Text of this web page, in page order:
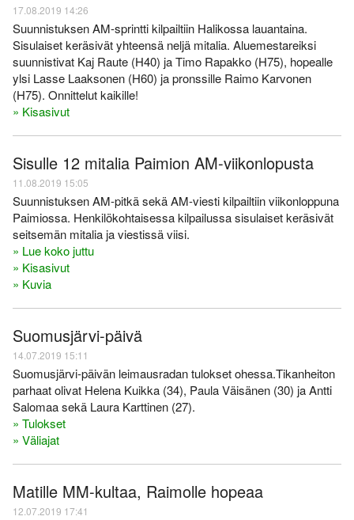
17.08.2019 14:26
Suunnistuksen AM-sprintti kilpailtiin Halikossa lauantaina.
Sisulaiset keräsivät yhteensä neljä mitalia. Aluemestareiksi
suunnistivat Kaj Raute (H40) ja Timo Rapakko (H75), hopealle
ylsi Lasse Laaksonen (H60) ja pronssille Raimo Karvonen
(H75). Onnittelut kaikille!
» Kisasivut
Sisulle 12 mitalia Paimion AM-viikonlopusta
11.08.2019 15:05
Suunnistuksen AM-pitkä sekä AM-viesti kilpailtiin viikonloppuna
Paimiossa. Henkilökohtaisessa kilpailussa sisulaiset keräsivät
seitsemän mitalia ja viestissä viisi.
» Lue koko juttu
» Kisasivut
» Kuvia
Suomusjärvi-päivä
14.07.2019 15:11
Suomusjärvi-päivän leimausradan tulokset ohessa.Tikanheiton
parhaat olivat Helena Kuikka (34), Paula Väisänen (30) ja Antti
Salomaa sekä Laura Karttinen (27).
» Tulokset
» Väliajat
Matille MM-kultaa, Raimolle hopeaa
12.07.2019 17:41